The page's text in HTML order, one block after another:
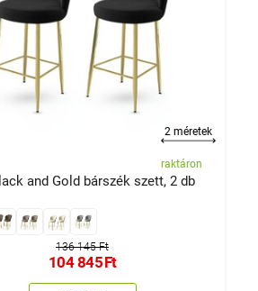
2 méretek
raktáron
and Gold bárszék szett, 2 db
136 145 Ft
104 845Ft